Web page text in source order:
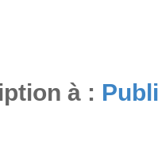
à :